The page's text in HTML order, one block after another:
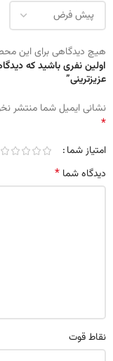
هیچ دیدگاهی برای این
اولین نفری باشید که
عزیزترینی”
نشانی ایمیل شما منتشر
*
امتیاز شما
دیدگاه شما *
نقاط قوت